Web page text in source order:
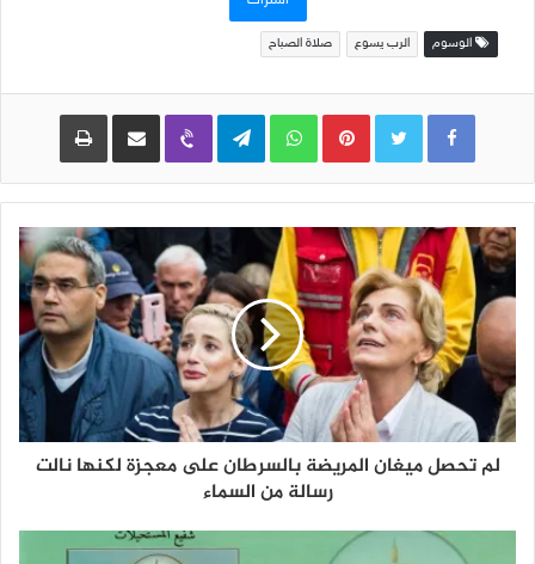
الوسوم الرب يسوع صلاة الصباح
Pinterest
WhatsApp
Telegram
Viber مشاركة عبر البريد طباعة
لم تحصل ميغان المريضة بالسرطان على معجزة لكنها نالت
رسالة من السماء